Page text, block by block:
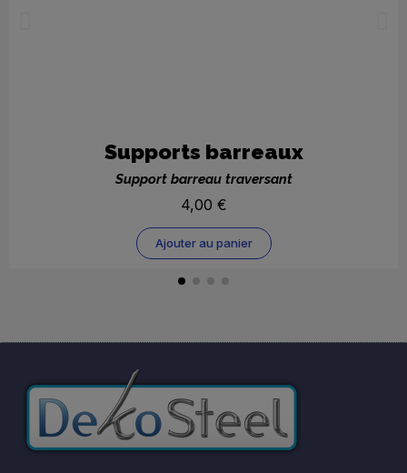
Aperçu
Supports barreaux
Support barreau traversant
4,00 €
Ajouter au panier